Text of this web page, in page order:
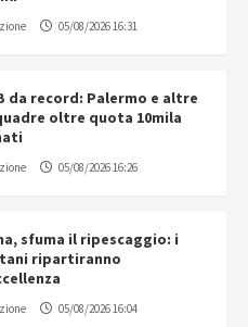
05/08/2026 16:31
da record: Palermo e altre
oltre quota 10mila
05/08/2026 16:26
sfuma il ripescaggio: i
ripartiranno
05/08/2026 16:04